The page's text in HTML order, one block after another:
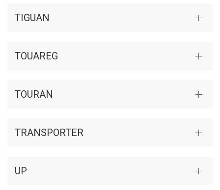
TIGUAN
TOUAREG
TOURAN
TRANSPORTER
UP